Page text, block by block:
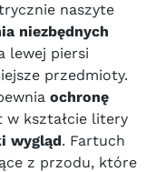
naszyte
niezbędnych
lewej piersi
przedmioty.
ochronę
w kształcie litery
wygląd. Fartuch
z przodu, które